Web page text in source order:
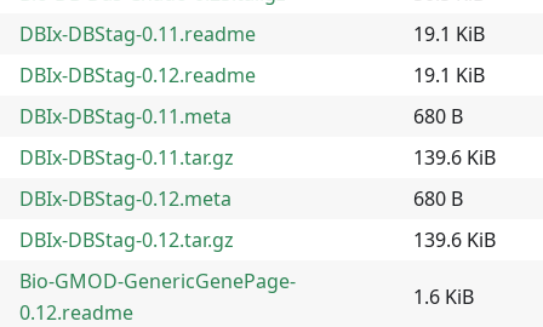
DBIx-DBStag-0.11.readme
19.1 KiB
DBIx-DBStag-0.12.readme
19.1 KiB
DBIx-DBStag-0.11.meta
680 B
DBIx-DBStag-0.11.tar.gz
139.6 KiB
DBIx-DBStag-0.12.meta
680 B
DBIx-DBStag-0.12.tar.gz
139.6 KiB
Bio-GMOD-GenericGenePage-
0.12.readme
1.6 KiB